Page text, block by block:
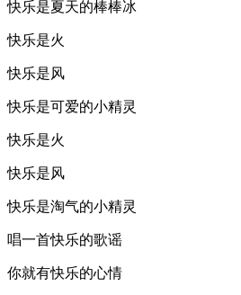
快乐是夏天的棒棒冰
快乐是火
快乐是风
快乐是可爱的小精灵
快乐是火
快乐是风
快乐是淘气的小精灵
唱一首快乐的歌谣
你就有快乐的心情